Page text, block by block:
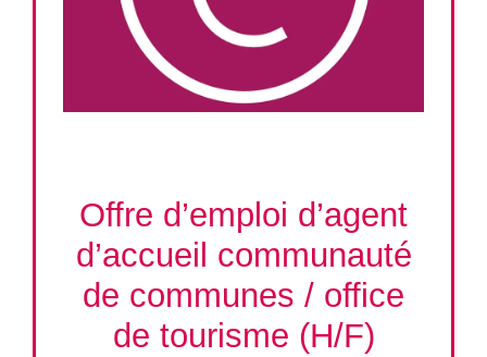
Offre d’emploi d’agent
d’accueil communauté
de communes / office
de tourisme (H/F)